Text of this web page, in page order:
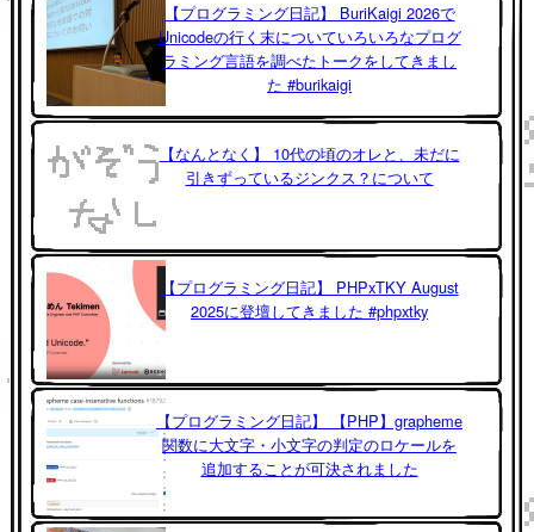
【プログラミング日記】 BuriKaigi 2026で
Unicodeの行く末についていろいろなプログ
ラミング言語を調べたトークをしてきまし
た #burikaigi
【なんとなく】 10代の頃のオレと、未だに
引きずっているジンクス？について
【プログラミング日記】 PHPxTKY August
2025に登壇してきました #phpxtky
【プログラミング日記】 【PHP】grapheme
関数に大文字・小文字の判定のロケールを
追加することが可決されました